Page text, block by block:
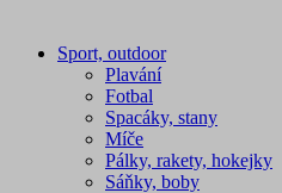
Sport, outdoor
Plavání
Fotbal
Spacáky, stany
Míče
Pálky, rakety, hokejky
Sáňky, boby